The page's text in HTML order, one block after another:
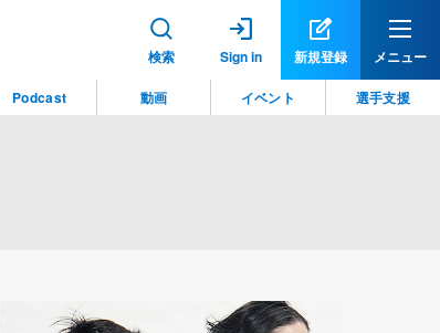
検索 Sign in 新規登録 メニュー
Podcast 動画 イベント 選手支援